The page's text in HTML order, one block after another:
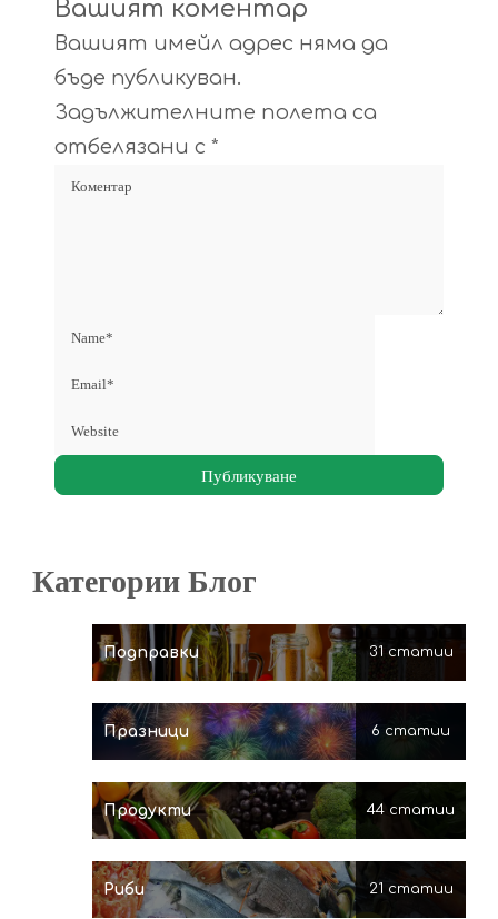
Вашият коментар
Вашият имейл адрес няма да
бъде публикуван.
Задължителните полета са
отбелязани с *
Категории Блог
Подправки 31 статии
Празници 6 статии
Продукти 44 статии
Риби 21 статии